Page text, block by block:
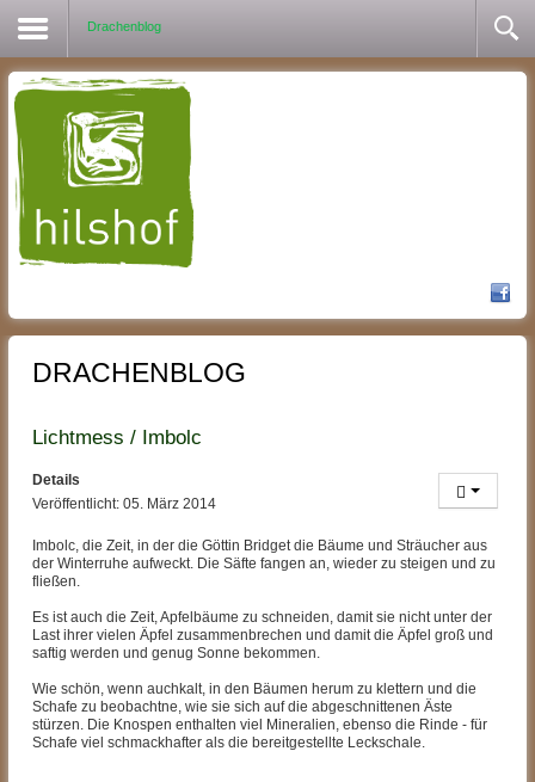
Drachenblog
DRACHENBLOG
Lichtmess / Imbolc
Details
Veröffentlicht: 05. März 2014
Imbolc, die Zeit, in der die Göttin Bridget die Bäume und Sträucher aus
der Winterruhe aufweckt. Die Säfte fangen an, wieder zu steigen und zu
fließen.
Es ist auch die Zeit, Apfelbäume zu schneiden, damit sie nicht unter der
Last ihrer vielen Äpfel zusammenbrechen und damit die Äpfel groß und
saftig werden und genug Sonne bekommen.
Wie schön, wenn auchkalt, in den Bäumen herum zu klettern und die
Schafe zu beobachtne, wie sie sich auf die abgeschnittenen Äste
stürzen. Die Knospen enthalten viel Mineralien, ebenso die Rinde - für
Schafe viel schmackhafter als die bereitgestellte Leckschale.